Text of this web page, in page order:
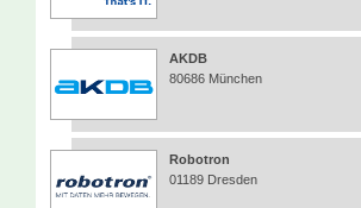
AKDB
80686 München
Robotron
01189 Dresden